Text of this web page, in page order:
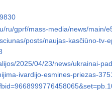
ru/gprf/mass-media/news/main/
posts/naujas-kasčiūno-
2025/04/23/news/ukrainai-
ivardijo-esmines-priezas-